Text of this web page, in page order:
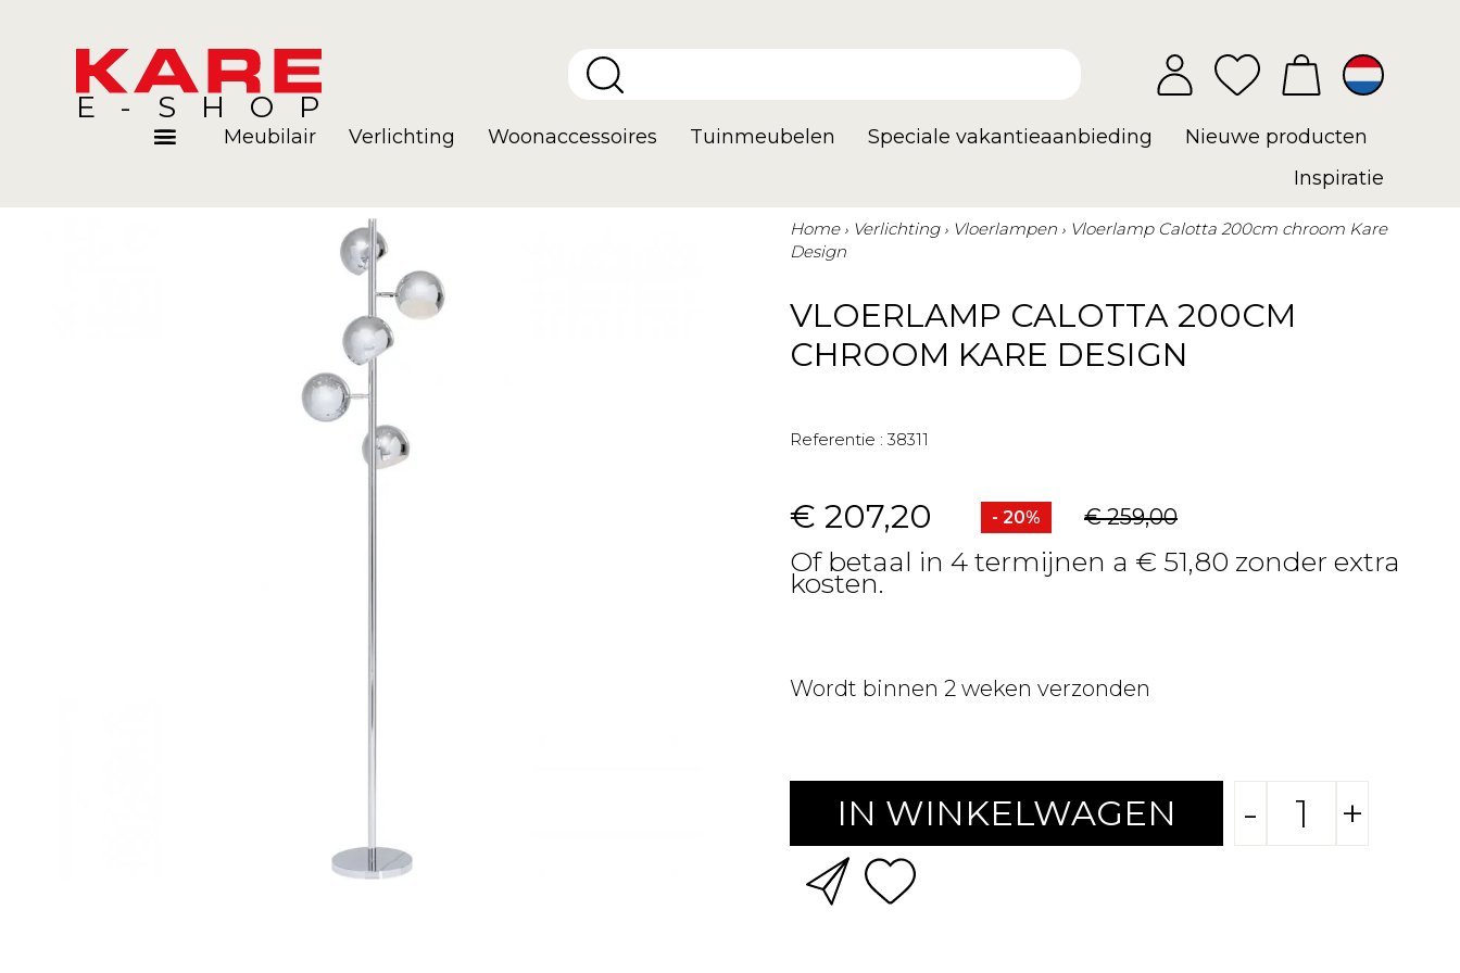
E-SHOP
Meubilair Verlichting Woonaccessoires Tuinmeubelen Speciale vakantieaanbieding
Nieuwe producten
Inspiratie
Home Verlichting Vloerlampen
Vloerlamp Calotta 200cm chroom Kare
Design
VLOERLAMP CALOTTA 200CM
CHROOM KARE DESIGN
Referentie : 38311
€ 207,20 - 20% € 259,00
Of betaal in 4 termijnen a € 51,80 zonder extra
kosten.
Wordt binnen 2 weken verzonden
IN WINKELWAGEN - +